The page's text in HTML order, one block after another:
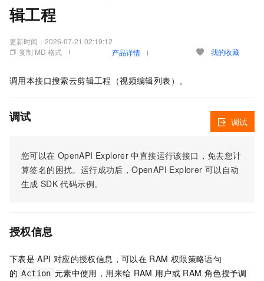
辑工程
更新时间： 2026-07-21 02:19:12
复制 MD 格式
产品详情 我的收藏
调用本接口搜索云剪辑工程（视频编辑列表）。
调试
您可以在 OpenAPI Explorer 中直接运行该接口，免去您计
算签名的困扰。运行成功后，OpenAPI Explorer 可以自动
生成 SDK 代码示例。
调试
授权信息
下表是 API 对应的授权信息，可以在 RAM 权限策略语句
的 Action 元素中使用，用来给 RAM 用户或 RAM 角色授予调